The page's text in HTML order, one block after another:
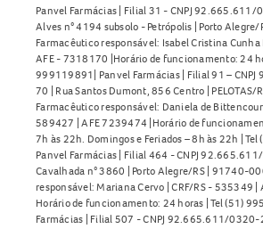
Panvel Farmácias | Filial 31 - CNPJ 92.665.611/
Alves n° 4194 subsolo - Petrópolis | Porto Alegre/
Farmacêutico responsável: Isabel Cristina Cunha
AFE - 7318170 |Horário de funcionamento: 24
999119891| Panvel Farmácias | Filial 91 –
70 | Rua Santos Dumont, 856 Centro | PELOTAS/
Farmacêutico responsável: Daniela de
589427 | AFE 7239474 |Horário de
7h às 22h. Domingos e Feriados – 8h às 22h | Tel
Panvel Farmácias | Filial 464 - CNPJ
Cavalhada n° 3860 | Porto Alegre/RS | 91740-
responsável: Mariana Cervo | CRF/RS - 535349 |
Horário de funcionamento: 24 horas | Tel (51)
Farmácias | Filial 507 - CNPJ 92.665.611/0320-